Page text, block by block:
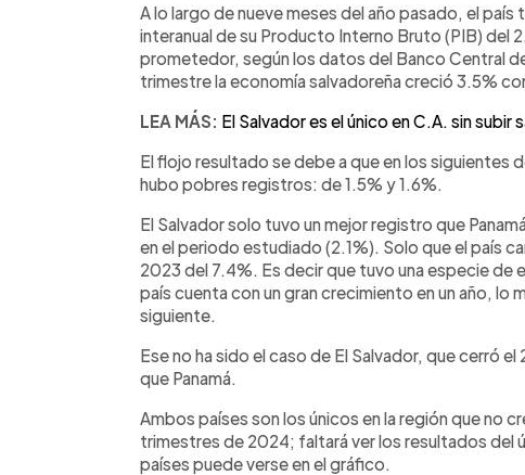
A lo largo de nueve meses del año pasado, el
interanual de su Producto Interno Bruto (PIB) del
prometedor, según los datos del Banco Central
trimestre la economía salvadoreña creció 3.5%
LEA MÁS: El Salvador es el único en C.A. sin subir
El flojo resultado se debe a que en los siguientes
hubo pobres registros: de 1.5% y 1.6%.
El Salvador solo tuvo un mejor registro que
en el periodo estudiado (2.1%). Solo que el país
2023 del 7.4%. Es decir que tuvo una especie
país cuenta con un gran crecimiento en un año, lo
siguiente.
Ese no ha sido el caso de El Salvador, que cerró
que Panamá.
Ambos países son los únicos en la región que no
trimestres de 2024; faltará ver los resultados del
países puede verse en el gráfico.